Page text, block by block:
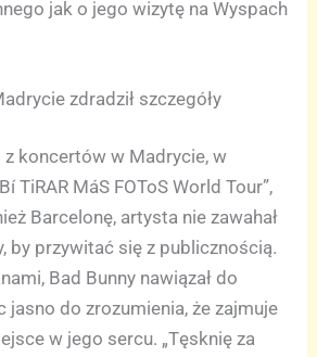
jak o jego wizytę na Wyspach
zdradził szczegóły
koncertów w Madrycie, w
TiRAR MáS FOToS World Tour”,
Barcelonę, artysta nie zawahał
by przywitać się z publicznością.
Bad Bunny nawiązał do
jasno do zrozumienia, że zajmuje
w jego sercu. „Tęsknię za